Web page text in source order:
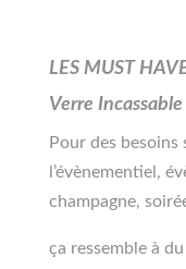
LES MUST
Verre
Pour des
l’évènementiel,
champagne,
ça ressemble à